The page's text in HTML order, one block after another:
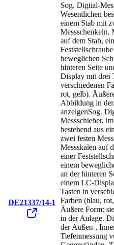
DE21337/14-1
Sog. Digital-
Wesentlichen
einem Stab mit
Messschenkeln,
auf dem Stab,
beweglichen
hinteren Seite
Display mit drei
verschiedenen
rot, gelb).
Abbildung in der
anzeigenSog.
Messschieber,
bestehend aus
zwei festen
Messskalen auf
einer
einem
an der hinteren
einem LC-
Tasten in
Farben (blau,
Äußere Form:
in der Anlage.
der Außen-,
Tiefenmessung